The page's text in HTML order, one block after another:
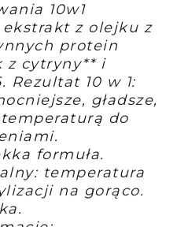
10w1
ekstrakt z olejku z
protein
z cytryny** i
Rezultat 10 w 1:
gładsze,
do
formuła.
temperatura
na gorąco.